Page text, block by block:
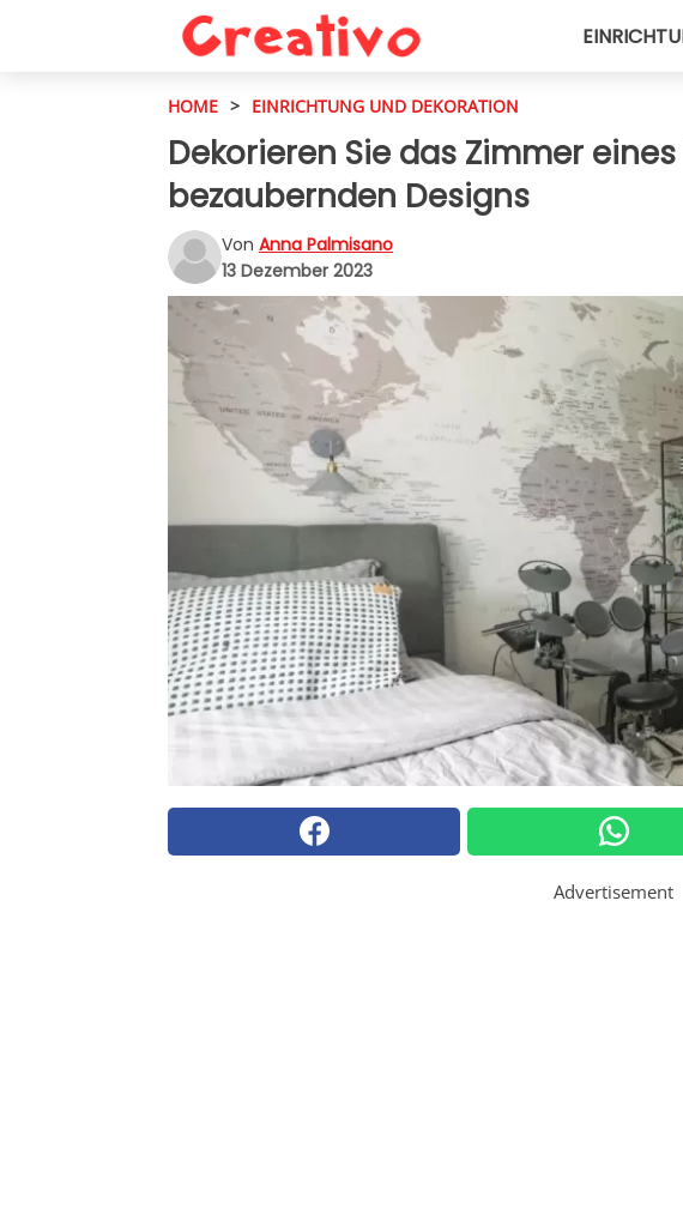
HOME > EINRICHTUNG UND DEKORATION
Dekorieren Sie das Zimmer
bezaubernden Designs
Von Anna Palmisano
13 Dezember 2023
Advertisement